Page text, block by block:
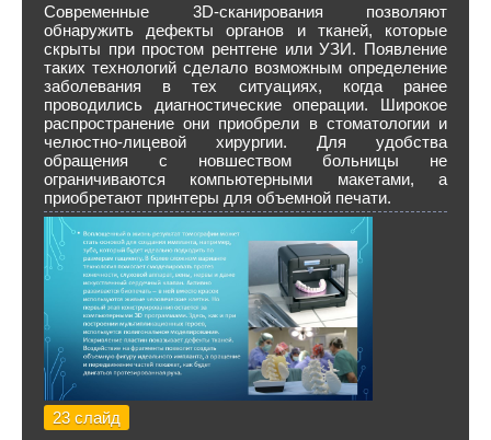
Современные 3D-сканирования позволяют
обнаружить дефекты органов и тканей, которые
скрыты при простом рентгене или УЗИ. Появление
таких технологий сделало возможным определение
заболевания в тех ситуациях, когда ранее
проводились диагностические операции. Широкое
распространение они приобрели в стоматологии и
челюстно-лицевой хирургии. Для удобства
обращения с новшеством больницы не
ограничиваются компьютерными макетами, а
приобретают принтеры для объемной печати.
23 слайд